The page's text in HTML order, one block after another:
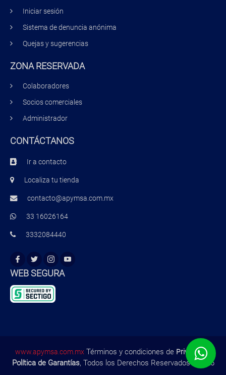
Iniciar sesión
Sistema de denuncia anónima
Quejas y sugerencias
ZONA RESERVADA
Colaboradores
Socios comerciales
Administrador
CONTÁCTANOS
Ir a contacto
Localiza tu tienda
contacto@apymsa.com.mx
33 16026164
3332084440
WEB SEGURA
www.apymsa.com.mx Términos y condiciones de Privacidad
Política de Garantías, Todos los Derechos Reservados ©2026